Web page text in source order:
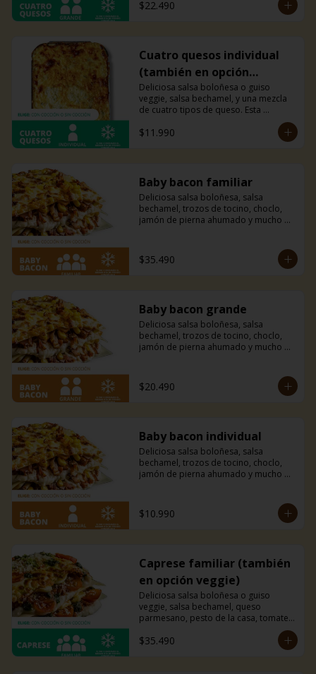
Recomendada para 2 personas.
$22.490
Cuatro quesos individual
(también en opción
veggie)
Deliciosa salsa boloñesa o guiso
veggie, salsa bechamel, y una mezcla
de cuatro tipos de queso. Esta
combinación hará explotar tu paladar.
$11.990
Baby bacon familiar
Deliciosa salsa boloñesa, salsa
bechamel, trozos de tocino, choclo,
jamón de pierna ahumado y mucho
$35.490
Baby bacon grande
Deliciosa salsa boloñesa, salsa
bechamel, trozos de tocino, choclo,
jamón de pierna ahumado y mucho
$20.490
Baby bacon individual
Deliciosa salsa boloñesa, salsa
bechamel, trozos de tocino, choclo,
jamón de pierna ahumado y mucho
$10.990
Caprese familiar (también
en opción veggie)
Deliciosa salsa boloñesa o guiso
veggie, salsa bechamel, queso
parmesano, pesto de la casa, tomates
$35.490